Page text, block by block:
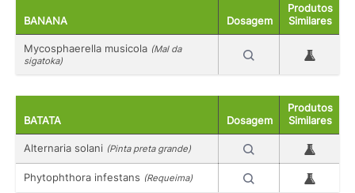
BANANA Dosagem
Produtos
Similares
Mycosphaerella musicola (Mal da
sigatoka)
BATATA Dosagem
Produtos
Similares
Alternaria solani (Pinta preta grande)
Phytophthora infestans (Requeima)